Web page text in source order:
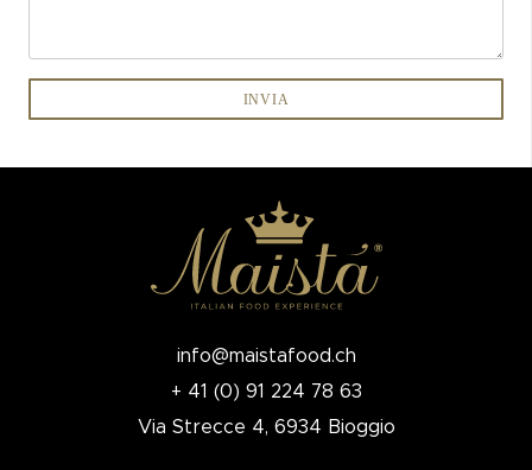
info@maistafood.ch
+ 41 (0) 91 224 78 63
Via Strecce 4, 6934 Bioggio